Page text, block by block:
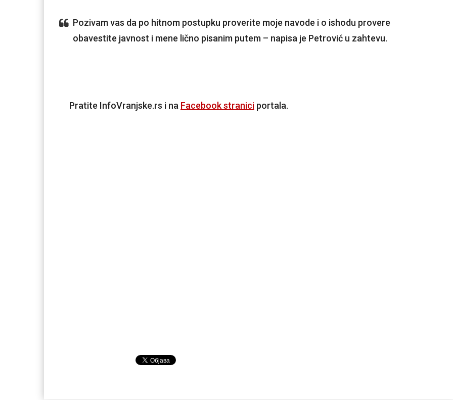
Pozivam vas da po hitnom postupku proverite moje navode i o ishodu provere
obavestite javnost i mene lično pisanim putem – napisa je Petrović u zahtevu.
Pratite InfoVranjske.rs i na Facebook stranici portala.